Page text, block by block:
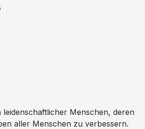
leidenschaftlicher Menschen, deren
aller Menschen zu verbessern.​